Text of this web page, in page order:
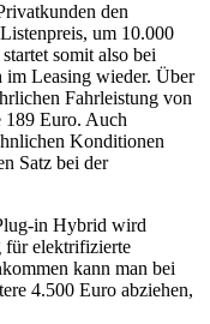
den
um 10.000
somit also bei
im Leasing wieder. Über
Fahrleistung von
189 Euro. Auch
Konditionen
Satz bei der
in Hybrid wird
für elektrifizierte
kann man bei
4.500 Euro abziehen,